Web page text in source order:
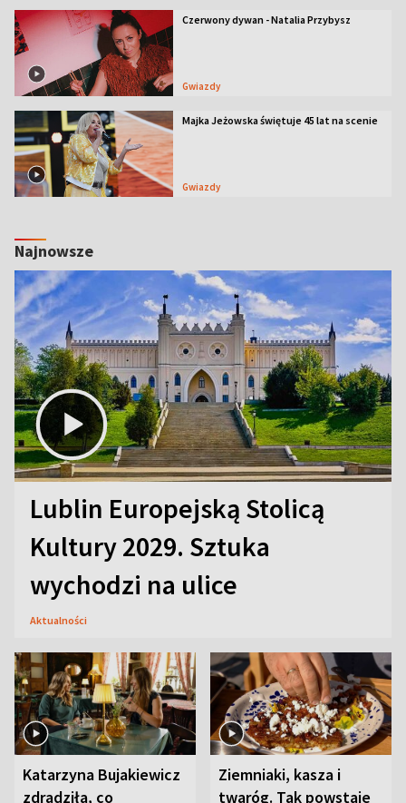
Czerwony dywan - Natalia Przybysz
Gwiazdy
Majka Jeżowska świętuje 45 lat na scenie
Gwiazdy
Najnowsze
Lublin Europejską Stolicą
Kultury 2029. Sztuka
wychodzi na ulice
Aktualności
Katarzyna Bujakiewicz
zdradziła, co
Ziemniaki, kasza i
twaróg. Tak powstaje